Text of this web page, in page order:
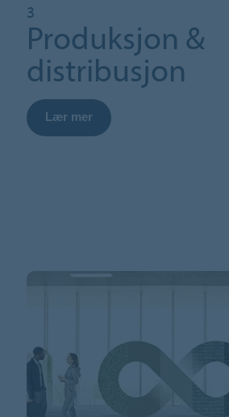
3
Produksjon &
distribusjon
Lær mer